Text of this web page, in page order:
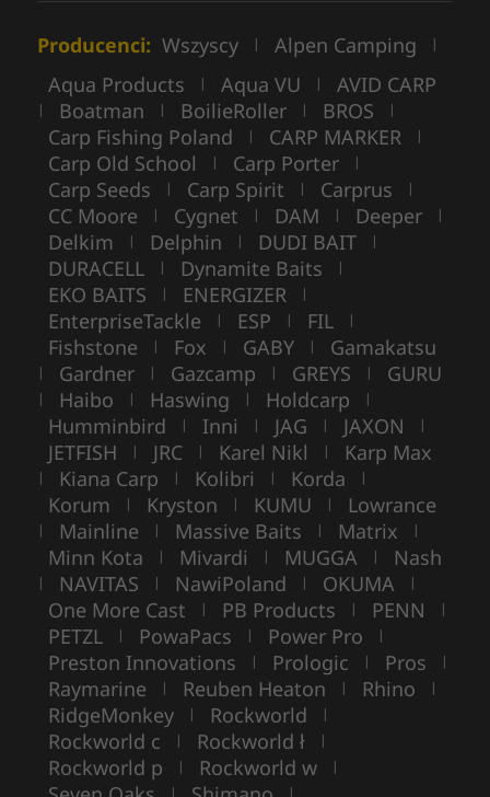
Producenci: Wszyscy | Alpen Camping |
Aqua Products | Aqua VU | AVID CARP
| Boatman | BoilieRoller | BROS |
Carp Fishing Poland | CARP MARKER |
Carp Old School | Carp Porter |
Carp Seeds | Carp Spirit | Carprus |
CC Moore | Cygnet | DAM | Deeper |
Delkim | Delphin | DUDI BAIT |
DURACELL | Dynamite Baits |
EKO BAITS | ENERGIZER |
EnterpriseTackle | ESP | FIL |
Fishstone | Fox | GABY | Gamakatsu
| Gardner | Gazcamp | GREYS | GURU
| Haibo | Haswing | Holdcarp |
Humminbird | Inni | JAG | JAXON |
JETFISH | JRC | Karel Nikl | Karp Max
| Kiana Carp | Kolibri | Korda |
Korum | Kryston | KUMU | Lowrance
| Mainline | Massive Baits | Matrix |
Minn Kota | Mivardi | MUGGA | Nash
| NAVITAS | NawiPoland | OKUMA |
One More Cast | PB Products | PENN |
PETZL | PowaPacs | Power Pro |
Preston Innovations | Prologic | Pros |
Raymarine | Reuben Heaton | Rhino |
RidgeMonkey | Rockworld |
Rockworld c | Rockworld ł |
Rockworld p | Rockworld w |
| |